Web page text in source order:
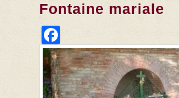
Fontaine mariale